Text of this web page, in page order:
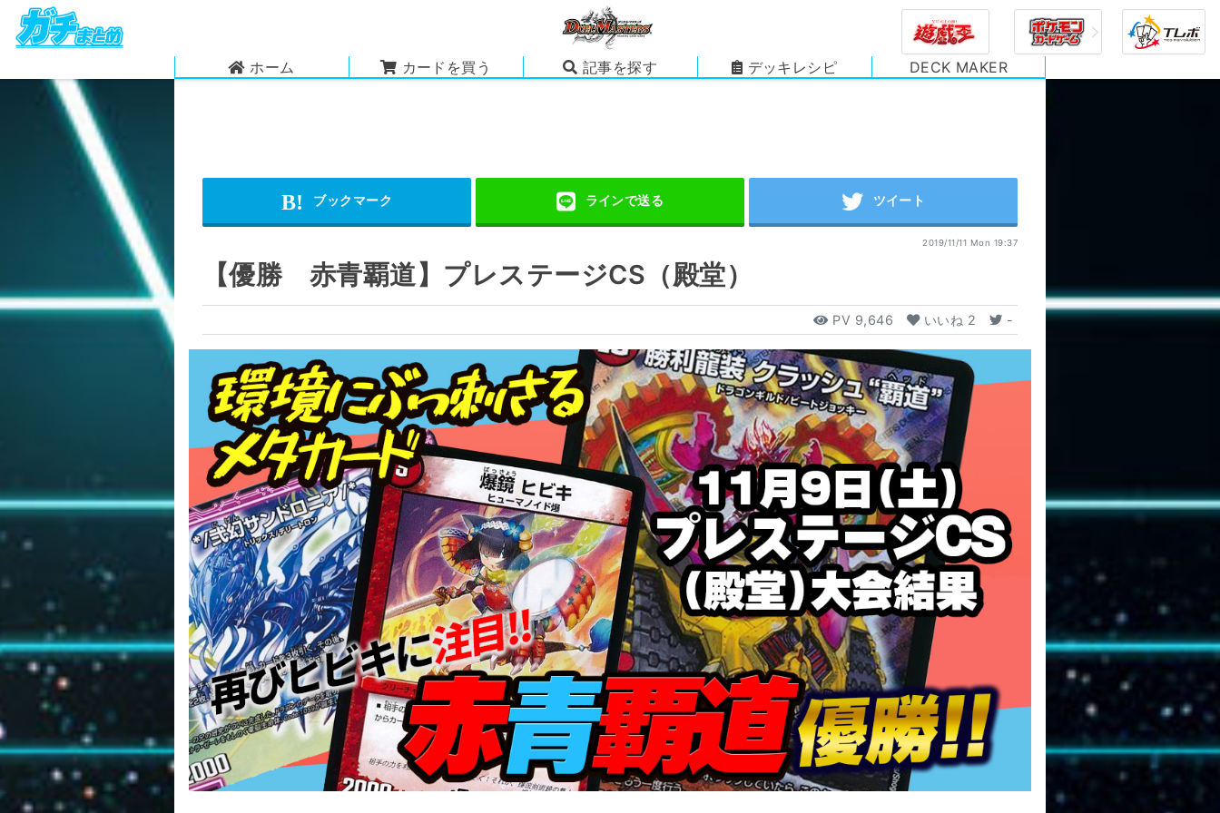
ホーム カードを買う 記事を探す デッキレシピ DECK MAKER
2019/11/11 Mon 19:37
【優勝 赤青覇道】プレステージCS（殿堂）
PV 9,646 いいね 2 -